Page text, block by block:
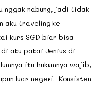
nggak nabung, jadi tidak
aku traveling ke
kurs SGD biar bisa
aku pakai Jenius di
itu hukumnya wajib,
luar negeri. Konsisten